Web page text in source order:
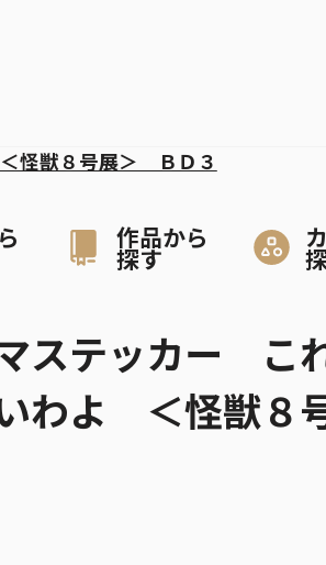
作品から
探す
怪獣８号展＞ ＢＤ３
ステッカー こ
わよ ＜怪獣８